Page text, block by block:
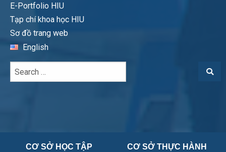
E-Portfolio HIU
Tạp chí khoa học HIU
Sơ đồ trang web
English
CƠ SỞ HỌC TẬP CƠ SỞ THỰC HÀNH